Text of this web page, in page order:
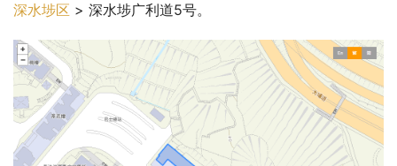
深水埗区 > 深水埗广利道5号。